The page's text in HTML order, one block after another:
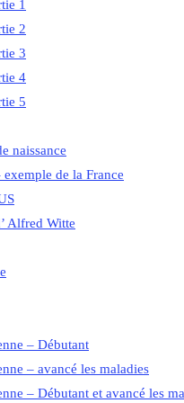
1
2
3
4
5
naissance
exemple de la France
Alfred Witte
– Débutant
– avancé les maladies
– Débutant et avancé les